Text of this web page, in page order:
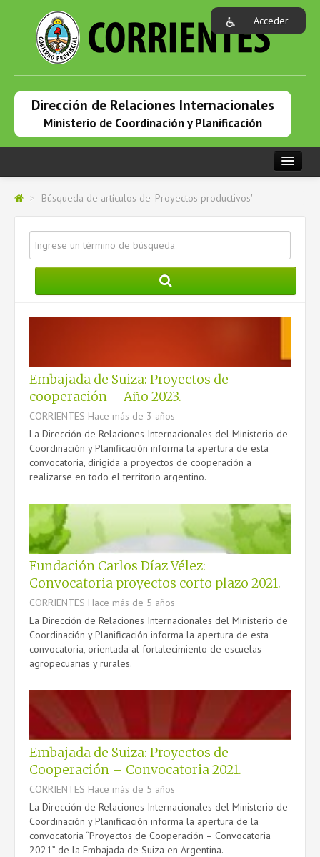
Acceder
Dirección de Relaciones Internacionales
Ministerio de Coordinación y Planificación
RELACIONES INTERNACIONALES
PRENSA
COOPERACIÓN INTERNACIONAL
CONTACTO
> Búsqueda de artículos de 'Proyectos productivos'
Embajada de Suiza: Proyectos de
cooperación – Año 2023.
CORRIENTES Hace más de 3 años
La Dirección de Relaciones Internacionales del Ministerio de
Coordinación y Planificación informa la apertura de esta
convocatoria, dirigida a proyectos de cooperación a
realizarse en todo el territorio argentino.
Fundación Carlos Díaz Vélez:
Convocatoria proyectos corto plazo 2021.
CORRIENTES Hace más de 5 años
La Dirección de Relaciones Internacionales del Ministerio de
Coordinación y Planificación informa la apertura de esta
convocatoria, orientada al fortalecimiento de escuelas
agropecuarias y rurales.
Embajada de Suiza: Proyectos de
Cooperación – Convocatoria 2021.
CORRIENTES Hace más de 5 años
La Dirección de Relaciones Internacionales del Ministerio de
Coordinación y Planificación informa la apertura de la
convocatoria “Proyectos de Cooperación – Convocatoria
2021” de la Embajada de Suiza en Argentina.